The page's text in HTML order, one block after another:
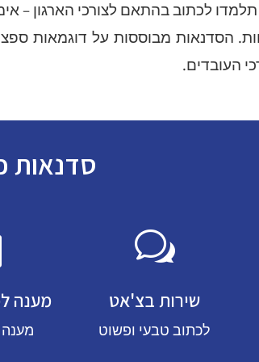
לכתוב בהתאם לצורכי הארגון –
הסדנאות מבוססות על דוגמאות
העובדים.
סדנאות
w
שירות בצ'אט
לכתוב טבעי ופשוט
מענה
מענה